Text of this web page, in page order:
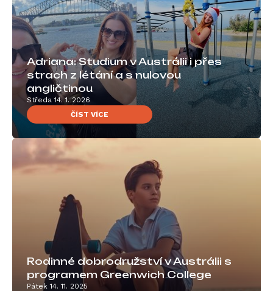
Adriana: Studium v Austrálii i přes
strach z létání a s nulovou
angličtinou
Středa 14. 1. 2026
ČÍST VÍCE
Rodinné dobrodružství v Austrálii s
programem Greenwich College
Pátek 14. 11. 2025